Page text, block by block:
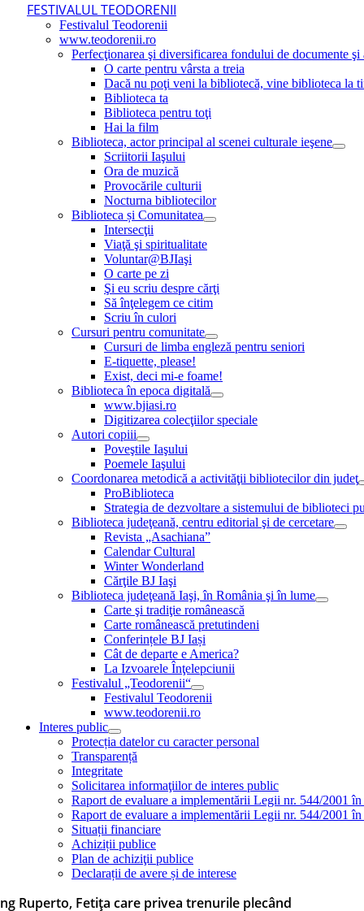
FESTIVALUL TEODORENII
Festivalul Teodorenii
www.teodorenii.ro
Perfecţionarea şi diversificarea fondului de documente
O carte pentru vârsta a treia
Dacă nu poţi veni la bibliotecă, vine biblioteca la
Biblioteca ta
Biblioteca pentru toţi
Hai la film
Biblioteca, actor principal al scenei culturale ieşene
Scriitorii Iaşului
Ora de muzică
Provocările culturii
Nocturna bibliotecilor
Biblioteca și Comunitatea
Intersecţii
Viaţă şi spiritualitate
Voluntar@BJIaşi
O carte pe zi
Şi eu scriu despre cărţi
Să înţelegem ce citim
Scriu în culori
Cursuri pentru comunitate
Cursuri de limba engleză pentru seniori
E-tiquette, please!
Exist, deci mi-e foame!
Biblioteca în epoca digitală
www.bjiasi.ro
Digitizarea colecţiilor speciale
Autori copiii
Poveştile Iaşului
Poemele Iaşului
Coordonarea metodică a activităţii bibliotecilor din judeţ
ProBiblioteca
Strategia de dezvoltare a sistemului de biblioteci
Biblioteca judeţeană, centru editorial şi de cercetare
Revista „Asachiana”
Calendar Cultural
Winter Wonderland
Cărţile BJ Iaşi
Biblioteca judeţeană Iaşi, în România şi în lume
Carte şi tradiţie românească
Carte românească pretutindeni
Conferințele BJ Iași
Cât de departe e America?
La Izvoarele Înţelepciunii
Festivalul „Teodorenii“
Festivalul Teodorenii
www.teodorenii.ro
Interes public
Protecția datelor cu caracter personal
Transparență
Integritate
Solicitarea informaţiilor de interes public
Raport de evaluare a implementării Legii nr. 544/2001
Raport de evaluare a implementării Legii nr. 544/2001
Situații financiare
Achiziții publice
Plan de achiziţii publice
Declarații de avere și de interese
Ruperto, Fetița care privea trenurile plecând